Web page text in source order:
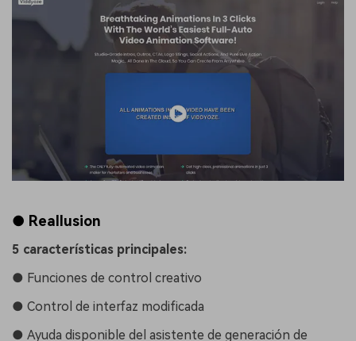
● Reallusion
5 características principales:
● Funciones de control creativo
● Control de interfaz modificada
● Ayuda disponible del asistente de generación de